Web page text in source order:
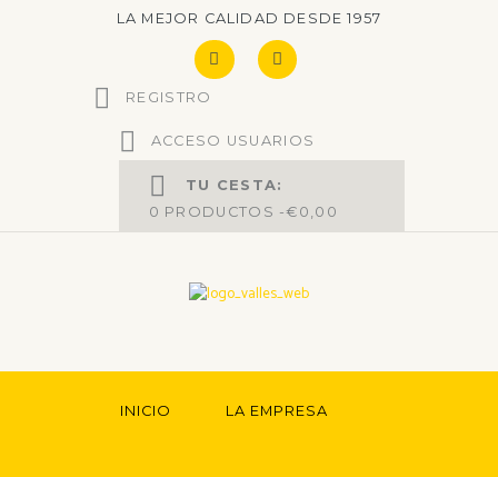
LA MEJOR CALIDAD DESDE 1957
REGISTRO
ACCESO USUARIOS
TU CESTA:
0 PRODUCTOS -€0,00
INICIO LA EMPRESA